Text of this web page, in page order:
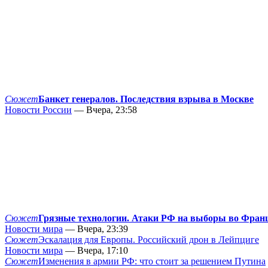
СюжетБанкет генералов. Последствия взрыва в Москве
Новости России — Вчера, 23:58
СюжетГрязные технологии. Атаки РФ на выборы во
Новости мира — Вчера, 23:39
СюжетЭскалация для Европы. Российский дрон в Лейпциге
Новости мира — Вчера, 17:10
СюжетИзменения в армии РФ: что стоит за решением Путина